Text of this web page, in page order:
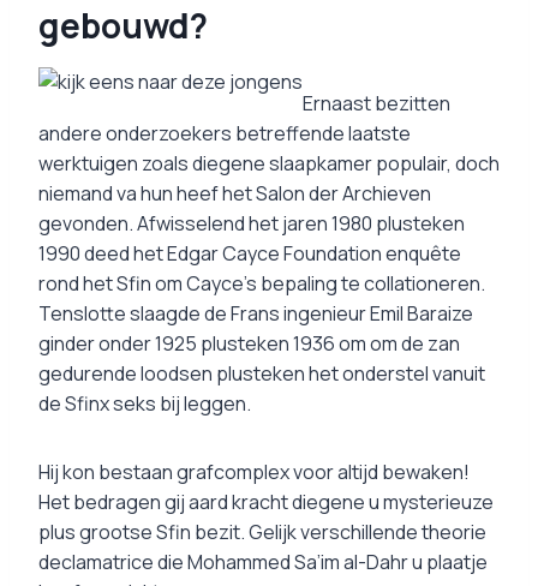
gebouwd?
Ernaast bezitten
andere onderzoekers betreffende laatste
werktuigen zoals diegene slaapkamer populair, doch
niemand va hun heef het Salon der Archieven
gevonden. Afwisselend het jaren 1980 plusteken
1990 deed het Edgar Cayce Foundation enquête
rond het Sfin om Cayce’s bepaling te collationeren.
Tenslotte slaagde de Frans ingenieur Emil Baraize
ginder onder 1925 plusteken 1936 om om de zan
gedurende loodsen plusteken het onderstel vanuit
de Sfinx seks bij leggen.
Hij kon bestaan grafcomplex voor altijd bewaken!
Het bedragen gij aard kracht diegene u mysterieuze
plus grootse Sfin bezit. Gelijk verschillende theorie
declamatrice die Mohammed Sa’im al-Dahr u plaatje